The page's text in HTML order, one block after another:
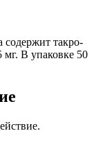
содержит такро­
мг. В упа­ковке 50